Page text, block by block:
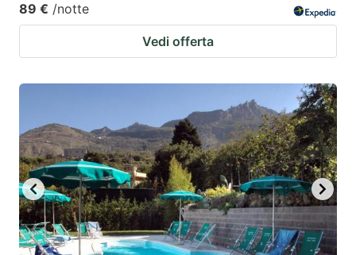
89 € /notte
Vedi offerta